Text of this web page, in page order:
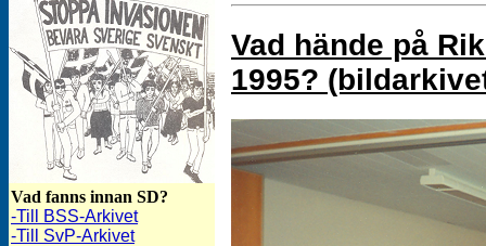
Vad fanns innan SD?
-Till BSS-Arkivet
-Till SvP-Arkivet
Vad hände på
1995?